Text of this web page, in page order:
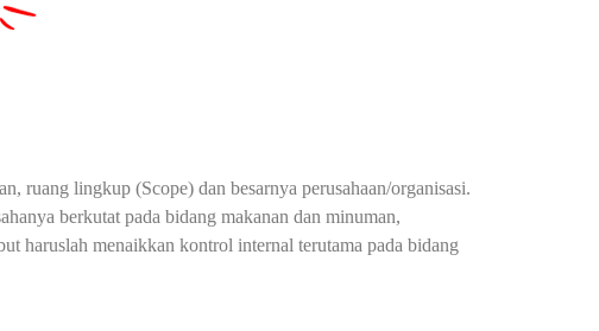
ruang lingkup (Scope) dan besarnya perusahaan/organisasi.
berkutat pada bidang makanan dan minuman,
haruslah menaikkan kontrol internal terutama pada bidang